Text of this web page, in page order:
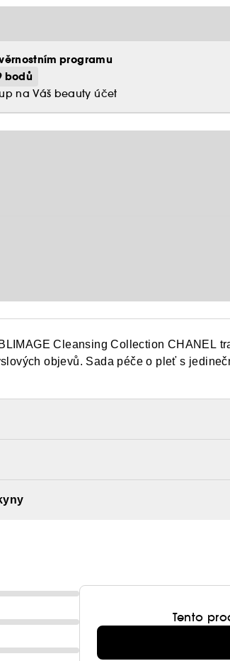
programu
bodů
na Váš beauty účet
Cleansing Collection CHANEL
objevů. Sada péče o pleť s
očištění vaše pročištěná a svítící pleť
mrtvých buněk a nečistot. Osvěžující
Tento